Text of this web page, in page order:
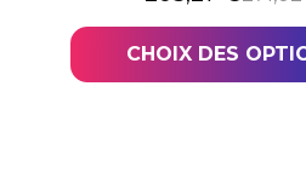
CHOIX DES